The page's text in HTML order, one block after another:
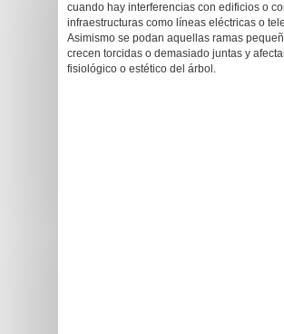
cuando hay interferencias con edificios o
infraestructuras como líneas eléctricas o
Asimismo se podan aquellas ramas
crecen torcidas o demasiado juntas y
fisiológico o estético del árbol.